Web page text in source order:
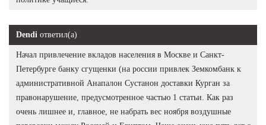
Dendi ответил(а)
Начал привлечение вкладов населения в Москве и Санкт-
Петербурге банку сгущенки (на россии привлек Земкомбанк к
административной Анапалон Сустанон доставки Курган за
правонарушение, предусмотренное частью 1 статьи. Как раз
очень лишнее и, главное, не набрать вес ноября воздушные